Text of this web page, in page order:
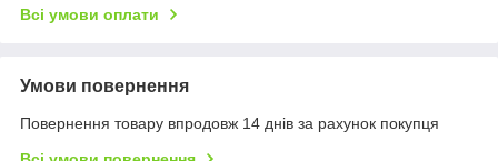
Всі умови оплати
Умови повернення
Повернення товару впродовж 14 днів за рахунок покупця